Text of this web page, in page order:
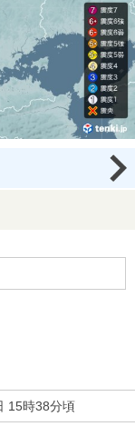
15時38分頃